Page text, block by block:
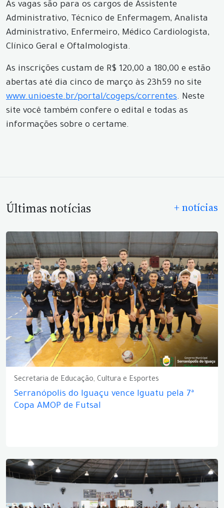
As vagas são para os cargos de Assistente
Administrativo, Técnico de Enfermagem, Analista
Administrativo, Enfermeiro, Médico Cardiologista,
Clínico Geral e Oftalmologista.
As inscrições custam de R$ 120,00 a 180,00 e estão
abertas até dia cinco de março às 23h59 no site
www.unioeste.br/portal/cogeps/correntes. Neste
site você também confere o edital e todas as
informações sobre o certame.
Últimas notícias + notícias
Secretaria de Educação, Cultura e Esportes
Serranópolis do Iguaçu vence Iguatu pela 7ª
Copa AMOP de Futsal